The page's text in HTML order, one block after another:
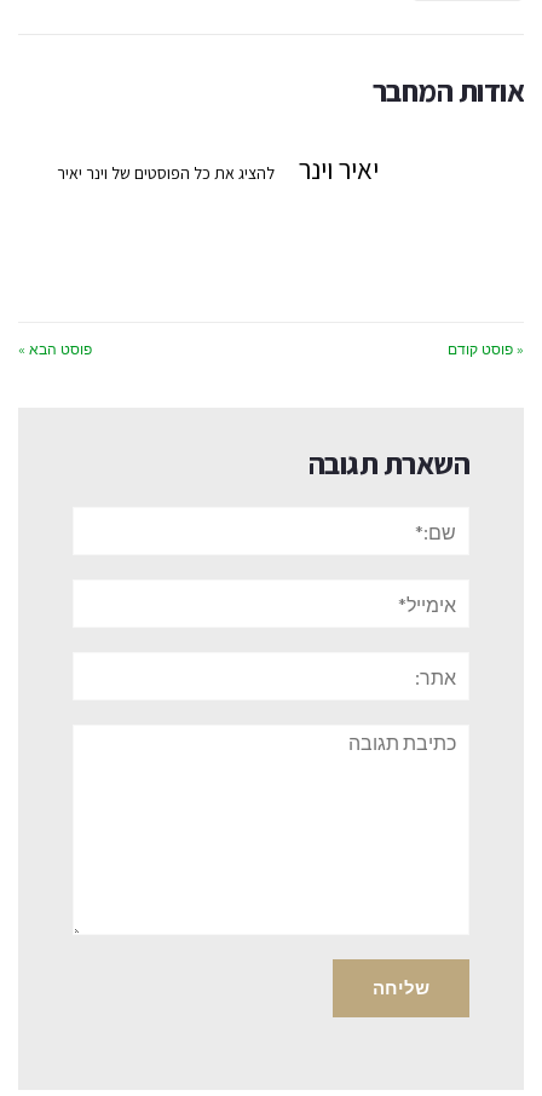
אודות המחבר
יאיר וינר להציג את כל הפוסטים של וינר יאיר
« פוסט קודם פוסט הבא »
השארת תגובה
תגובה